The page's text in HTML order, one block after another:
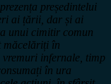
președintelui
ai țării, dar și ai
unui cimitir comun
măcelăriți în
infernale, timp
în ura